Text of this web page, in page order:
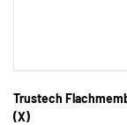
Trustech
(X)